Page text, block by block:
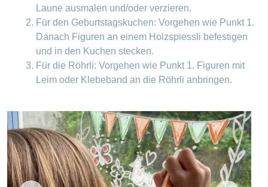
Laune ausmalen und/oder verzieren.
Für den Geburtstagskuchen: Vorgehen wie Punkt 1.
Danach Figuren an einem Holzspiessli befestigen
und in den Kuchen stecken.
Für die Röhrli: Vorgehen wie Punkt 1. Figuren mit
Leim oder Klebeband an die Röhrli anbringen.